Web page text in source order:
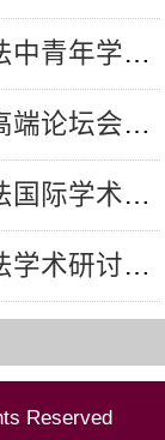
第三届汉语国际教育研究方法中青年学者...
首届汉语国际教育研究方法高端论坛会议...
第二届国际中文教育研究方法国际学术研...
第三届国际中文教育研究方法学术研讨会...
Reserved